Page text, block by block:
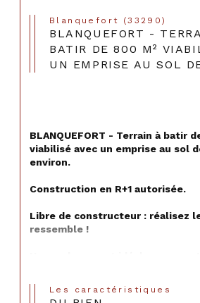
Blanquefort (33290)
BLANQUEFORT -
BATIR DE 800 M²
UN EMPRISE AU SOL
BLANQUEFORT - Terrain à batir
viabilisé avec un emprise au sol
environ.
Construction en R+1 autorisée.
Libre de constructeur : réalisez
ressemble !
Informations sur les risques
Les caractéristiques